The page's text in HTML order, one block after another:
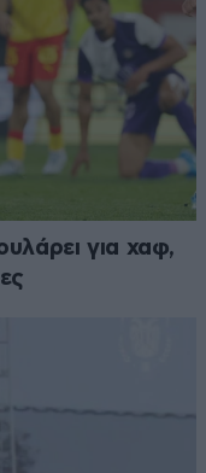
για χαφ,